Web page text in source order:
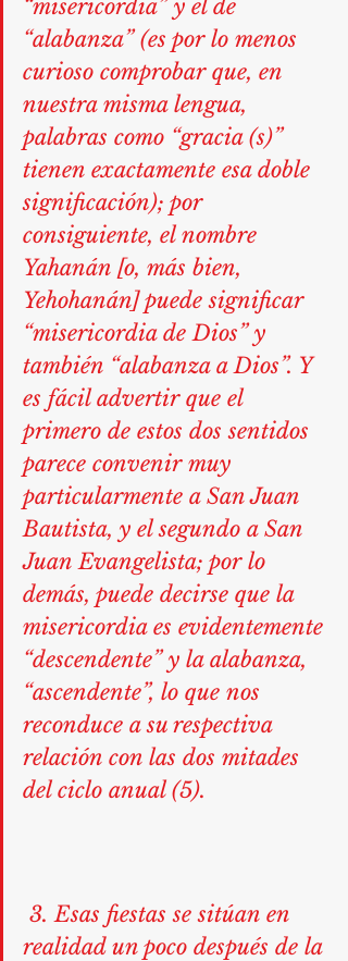
“misericordia” y el de
“alabanza” (es por lo menos
curioso comprobar que, en
nuestra misma lengua,
palabras como “gracia (s)”
tienen exactamente esa doble
significación); por
consiguiente, el nombre
Yahanán [o, más bien,
Yehohanán] puede significar
“misericordia de Dios” y
también “alabanza a Dios”. Y
es fácil advertir que el
primero de estos dos sentidos
parece convenir muy
particularmente a San Juan
Bautista, y el segundo a San
Juan Evangelista; por lo
demás, puede decirse que la
misericordia es evidentemente
“descendente” y la alabanza,
“ascendente”, lo que nos
reconduce a su respectiva
relación con las dos mitades
del ciclo anual (5).
realidad un poco después de la